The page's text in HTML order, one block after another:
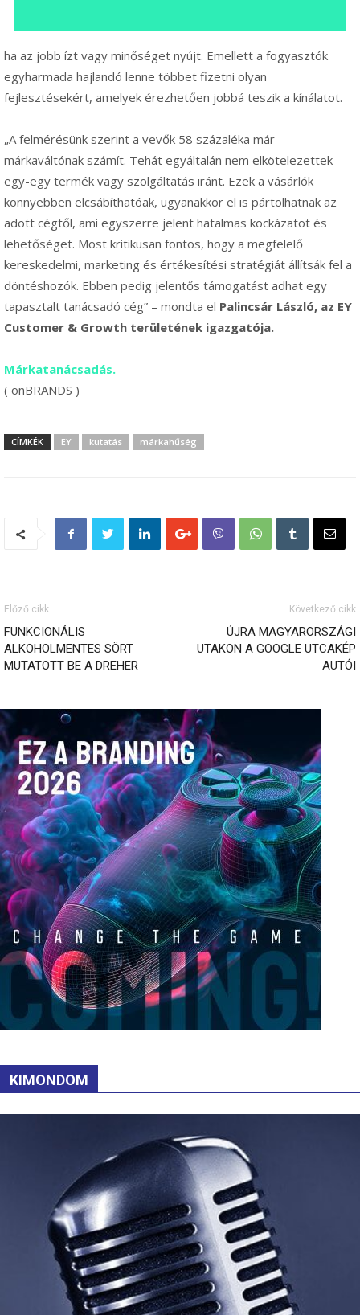
ha az jobb ízt vagy minőséget nyújt. Emellett a fogyasztók
egyharmada hajlandó lenne többet fizetni olyan
fejlesztésekért, amelyek érezhetően jobbá teszik a kínálatot.
„A felmérésünk szerint a vevők 58 százaléka már
márkaváltónak számít. Tehát egyáltalán nem elkötelezettek
egy-egy termék vagy szolgáltatás iránt. Ezek a vásárlók
könnyebben elcsábíthatóak, ugyanakkor el is pártolhatnak az
adott cégtől, ami egyszerre jelent hatalmas kockázatot és
lehetőséget. Most kritikusan fontos, hogy a megfelelő
kereskedelmi, marketing és értékesítési stratégiát állítsák fel a
döntéshozók. Ebben pedig jelentős támogatást adhat egy
tapasztalt tanácsadó cég” – mondta el Palincsár László, az EY
Customer & Growth területének igazgatója.
Márkatanácsadás.
( onBRANDS )
CÍMKÉK EY kutatás márkahűség
Előző cikk
FUNKCIONÁLIS
ALKOHOLMENTES SÖRT
MUTATOTT BE A DREHER
Következő cikk
ÚJRA MAGYARORSZÁGI
UTAKON A GOOGLE UTCAKÉP
AUTÓI
KIMONDOM